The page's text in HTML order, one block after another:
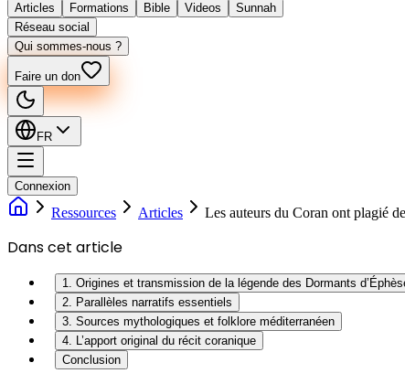
Articles
Formations Bible Videos
Sunnah
Réseau social
Qui sommes-nous ?
Faire un don
FR
Connexion
Ressources Articles Les auteurs du Coran ont plagié
Dans cet article
1. Origines et transmission de la légende des Dormants
2. Parallèles narratifs essentiels
3. Sources mythologiques et folklore méditerranéen
4. L’apport original du récit coranique
Conclusion